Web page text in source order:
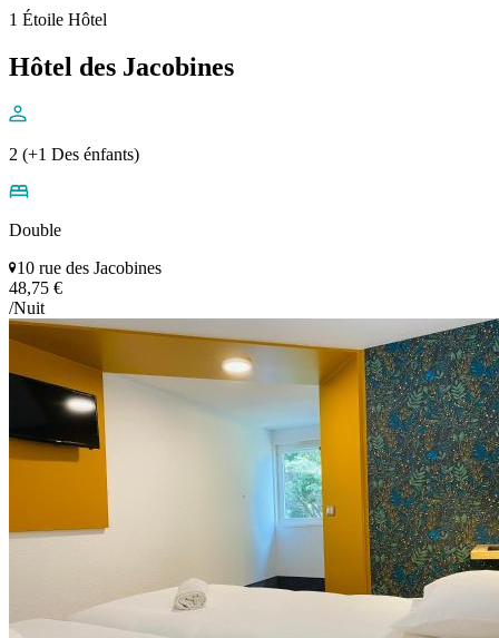
1 Étoile Hôtel
Hôtel des Jacobines
2 (+1 Des énfants)
Double
10 rue des Jacobines
48,75 €
/Nuit